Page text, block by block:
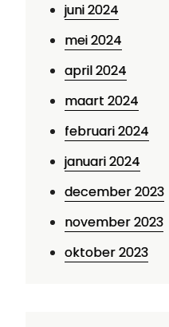
juni 2024
mei 2024
april 2024
maart 2024
februari 2024
januari 2024
december 2023
november 2023
oktober 2023